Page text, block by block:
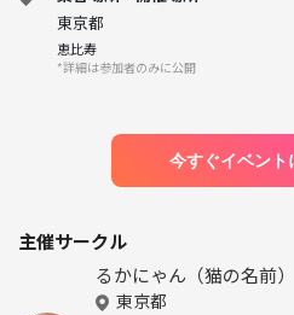
東京都
恵比寿
*詳細は参加者のみに公開
今すぐイベント
主催サークル
るかにゃん（猫の名前）
東京都